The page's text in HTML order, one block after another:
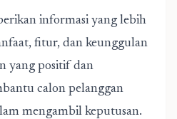
informasi yang lebih
fitur, dan keunggulan
yang positif dan
calon pelanggan
mengambil keputusan.